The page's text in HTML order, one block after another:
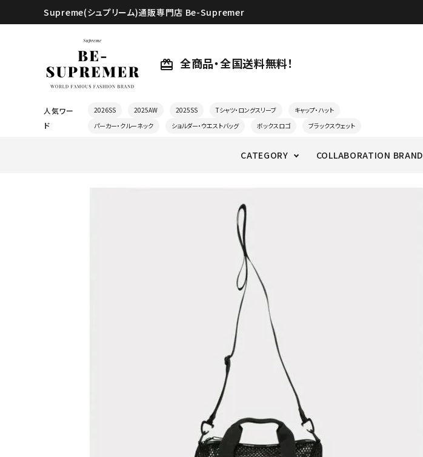
Supreme(シュプリーム)通販専門店 Be-Supremer
card_giftcard 全商品・全国送料無料！
人気ワー
ド
2026SS 2025AW 2025SS Tシャツ・ロングスリーブ
キャップ・ハット
パーカー・クルーネック
ショルダー・ウエストバッグ ボックスロゴ ブラックスウェット
CATEGORY COLLABORATION BRAND